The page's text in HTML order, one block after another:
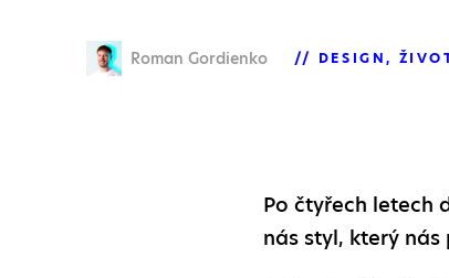
Roman Gordienko DESIGN
Po čtyřech letech
nás styl, který